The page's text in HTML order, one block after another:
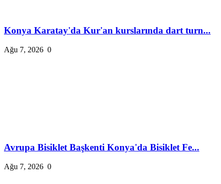
Konya Karatay'da Kur'an kurslarında dart turn...
Ağu 7, 2026 0
Avrupa Bisiklet Başkenti Konya'da Bisiklet Fe...
Ağu 7, 2026 0